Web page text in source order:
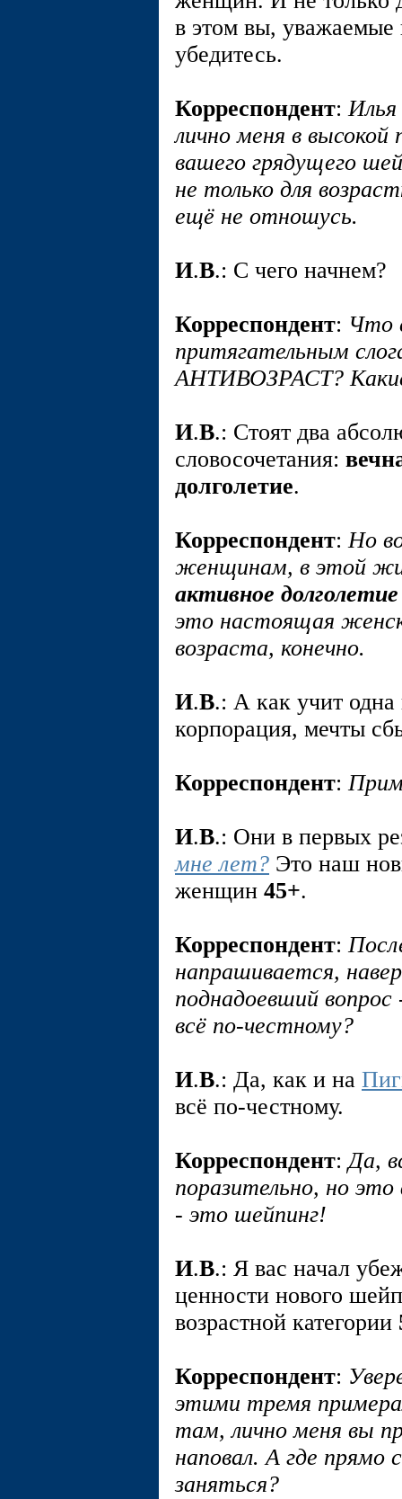
в этом вы,
убедитесь.
Корреспондент:Илья
лично меня в
вашего грядущего
не только для
ещё не отношусь.
И.В.: С чего начнем?
Корреспондент: Что
притягательным
АНТИВОЗРАСТ?
И.В.: Стоят два
словосочетания:
долголетие.
Корреспондент:Но
женщинам, в этой
активное долголетие
это настоящая
возраста, конечно.
И.В.: А как учит одна
корпорация, мечты
Корреспондент:
И.В.: Они в первых
мне лет? Это наш
женщин 45+.
Корреспондент:
напрашивается,
поднадоевший вопрос
всё по-честному?
И.В.: Да, как и на
всё по-честному.
Корреспондент:Да,
поразительно, но
- это шейпинг!
И.В.: Я вас начал
ценности нового
возрастной категории
Корреспондент:
этими тремя
там, лично меня вы
наповал. А где
заняться?